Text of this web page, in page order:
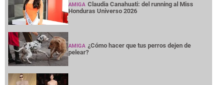
AMIGA Claudia Canahuati: del running al Miss
Honduras Universo 2026
AMIGA ¿Cómo hacer que tus perros dejen de
pelear?